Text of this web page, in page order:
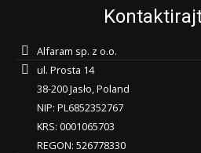
Alfaram sp. z o.o.
ul. Prosta 14
38-200 Jasło, Poland
NIP: PL6852352767
KRS: 0001065703
REGON: 526778330